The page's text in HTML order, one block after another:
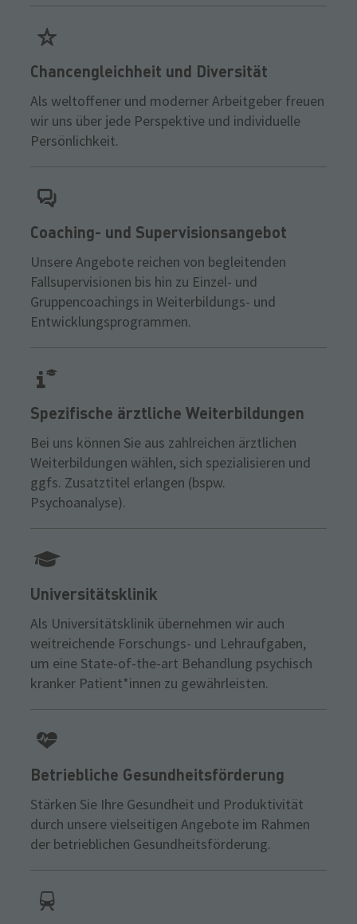
Chancengleichheit und Diversität
Als weltoffener und moderner Arbeitgeber freuen
wir uns über jede Perspektive und individuelle
Persönlichkeit.
Coaching- und Supervisionsangebot
Unsere Angebote reichen von begleitenden
Fallsupervisionen bis hin zu Einzel- und
Gruppencoachings in Weiterbildungs- und
Entwicklungsprogrammen.
Spezifische ärztliche Weiterbildungen
Bei uns können Sie aus zahlreichen ärztlichen
Weiterbildungen wählen, sich spezialisieren und
ggfs. Zusatztitel erlangen (bspw.
Psychoanalyse).
Universitätsklinik
Als Universitätsklinik übernehmen wir auch
weitreichende Forschungs- und Lehraufgaben,
um eine State-of-the-art Behandlung psychisch
kranker Patient*innen zu gewährleisten.
Betriebliche Gesundheitsförderung
Stärken Sie Ihre Gesundheit und Produktivität
durch unsere vielseitigen Angebote im Rahmen
der betrieblichen Gesundheitsförderung.